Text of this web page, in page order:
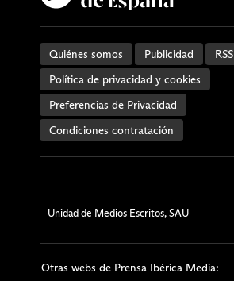
Quiénes somos Publicidad RSS
Política de privacidad y cookies
Preferencias de Privacidad
Condiciones contratación
Otras webs de Prensa Ibérica Media: